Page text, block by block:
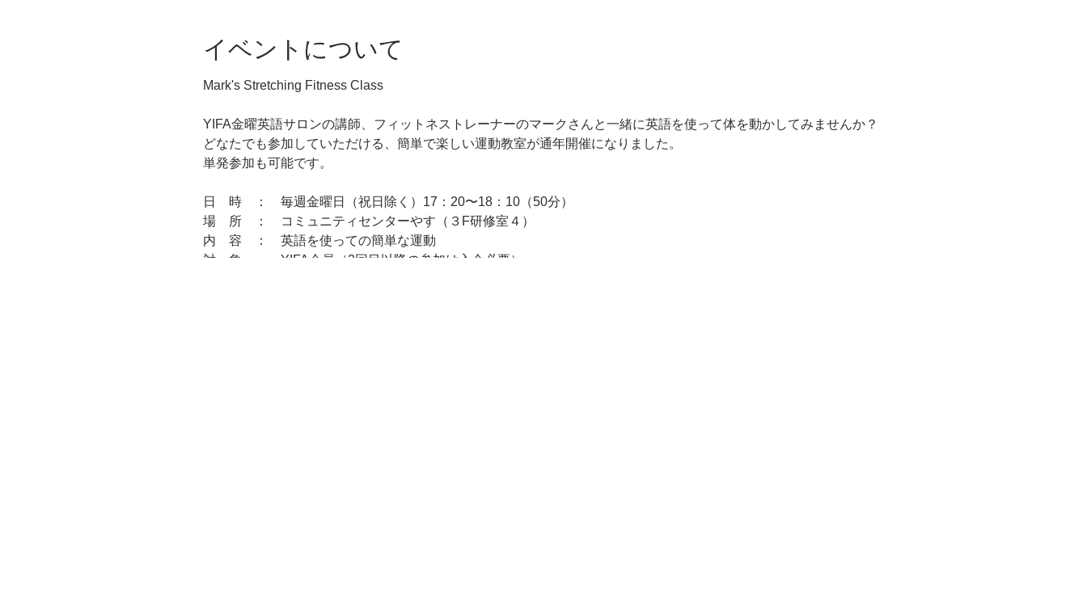
イベントについて
Mark's Stretching Fitness Class
YIFA金曜英語サロンの講師、フィットネストレーナーのマークさんと一緒に英語を使って体を動かしてみませんか？
どなたでも参加していただける、簡単で楽しい運動教室が通年開催になりました。
単発参加も可能です。
日 時 ： 毎週金曜日（祝日除く）17：20〜18：10（50分）
場 所 ： コミュニティセンターやす（３F研修室４）
内 容 ： 英語を使っての簡単な運動
対 象 ： YIFA会員（2回目以降の参加は入会必要）